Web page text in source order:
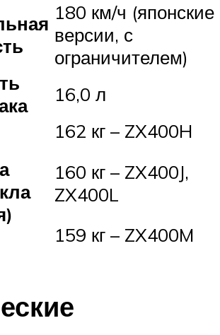
180 км/ч (японские
версии, с
ограничителем)
16,0 л
162 кг – ZX400H
160 кг – ZX400J,
ZX400L
159 кг – ZX400M